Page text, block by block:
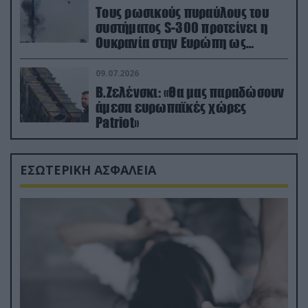
Τους ρωσικούς πυραύλους του
συστήματος S-300 προτείνει η
Ουκρανία στην Ευρώπη ως
αντιβαλλιστικό σύστημα
09.07.2026
Β.Ζελένσκι: «Θα μας παραδώσουν
άμεσα ευρωπαϊκές χώρες
Patriot»
ΕΣΩΤΕΡΙΚΗ ΑΣΦΑΛΕΙΑ